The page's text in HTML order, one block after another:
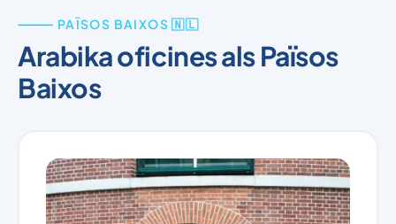
⸻ PAÏSOS BAIXOS 🇳🇱
Arabika oficines als Països
Baixos